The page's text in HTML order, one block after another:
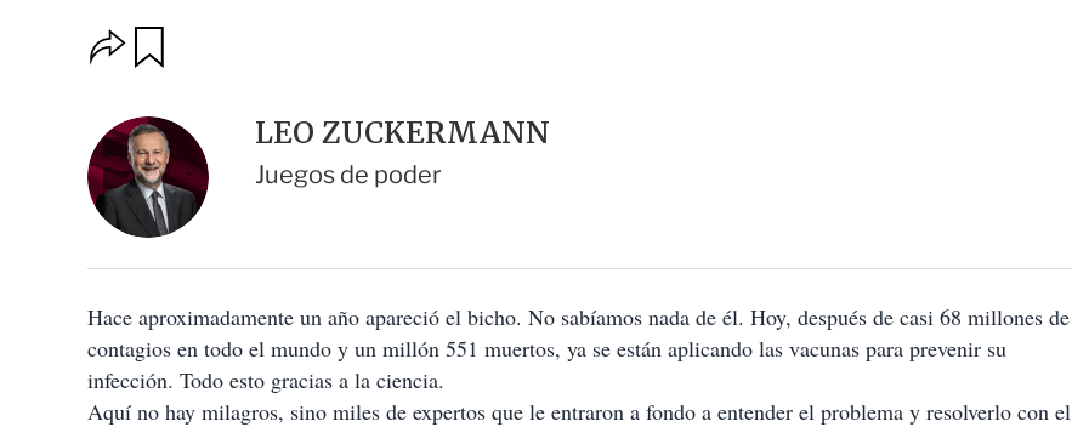
O
p
o
n
e
s
d
e
c
m
a
r
t
d
a
LEO ZUCKERMANN
Juegos de poder
Hace aproximadamente un año apareció el bicho. No sabíamos nada de él. Hoy, después de casi 68 millones de
contagios en todo el mundo y un millón 551 muertos, ya se están aplicando las vacunas para prevenir su
infección. Todo esto gracias a la ciencia.
Aquí no hay milagros, sino miles de expertos que le entraron a fondo a entender el problema y resolverlo con el